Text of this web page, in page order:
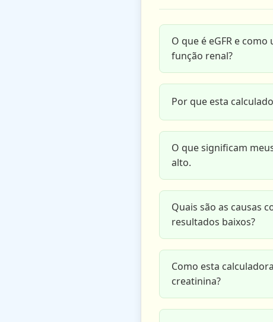
O que é eGFR e
função renal?
Por que esta
O que significam
alto.
Quais são as causas
resultados baixos?
Como esta
creatinina?